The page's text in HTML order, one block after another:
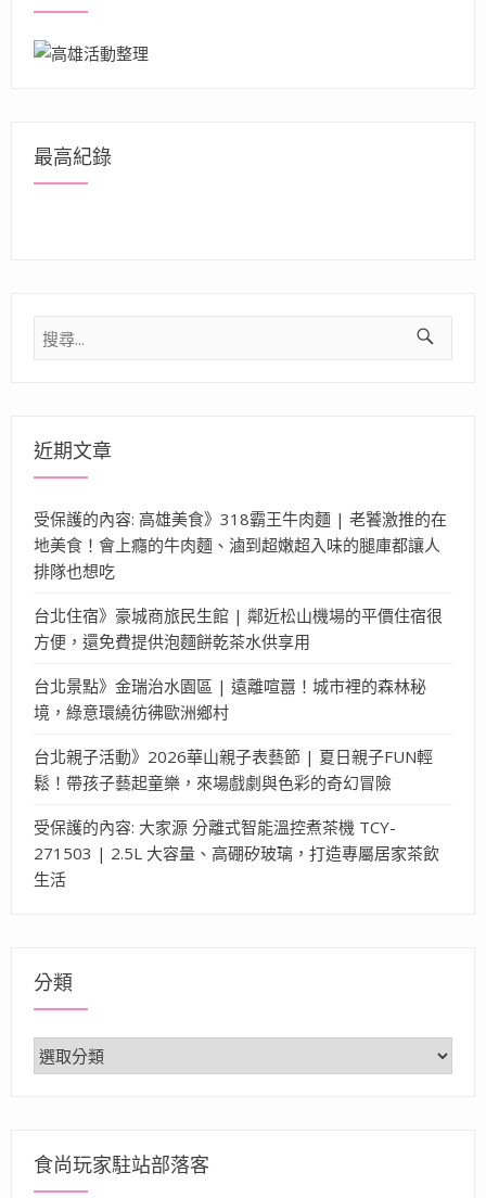
最高紀錄
搜
尋
近期文章
受保護的內容: 高雄美食》318霸王牛肉麵 | 老饕激推的在
地美食！會上癮的牛肉麵、滷到超嫩超入味的腿庫都讓人
排隊也想吃
台北住宿》豪城商旅民生館 | 鄰近松山機場的平價住宿很
方便，還免費提供泡麵餅乾茶水供享用
台北景點》金瑞治水園區 | 遠離喧囂！城市裡的森林秘
境，綠意環繞彷彿歐洲鄉村
台北親子活動》2026華山親子表藝節 | 夏日親子FUN輕
鬆！帶孩子藝起童樂，來場戲劇與色彩的奇幻冒險
受保護的內容: 大家源 分離式智能溫控煮茶機 TCY-
271503 | 2.5L 大容量、高硼矽玻璃，打造專屬居家茶飲
生活
分類
分
類
食尚玩家駐站部落客